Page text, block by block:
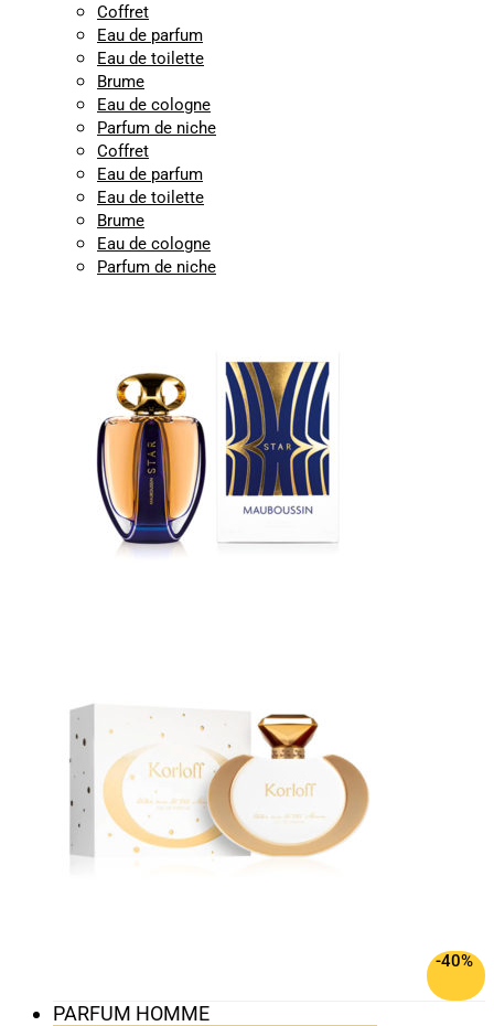
Coffret
Eau de parfum
Eau de toilette
Brume
Eau de cologne
Parfum de niche
Coffret
Eau de parfum
Eau de toilette
Brume
Eau de cologne
Parfum de niche
-40%
PARFUM HOMME